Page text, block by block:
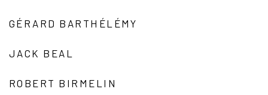
GÉRARD BARTHÉLÉMY
JACK BEAL
ROBERT BIRMELIN